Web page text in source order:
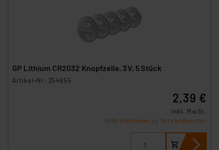
GP Lithium CR2032 Knopfzelle, 3V, 5 Stück
Artikel-Nr. 254655
2,39 €
inkl. MwSt.
Informationen zu Versandkosten